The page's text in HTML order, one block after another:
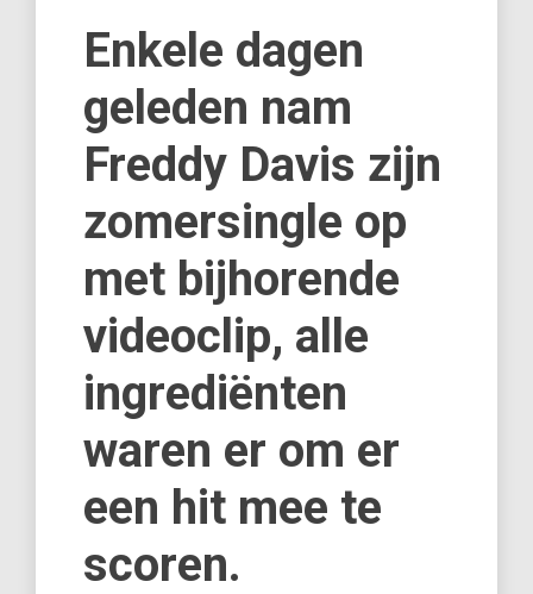
Enkele dagen
geleden nam
Freddy Davis zijn
zomersingle op
met bijhorende
videoclip, alle
ingrediënten
waren er om er
een hit mee te
scoren.